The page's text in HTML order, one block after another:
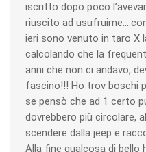
iscritto dopo poco
riuscito ad
ieri sono venuto in taro X
calcolando che la
anni che non ci andavo,
fascino!!! Ho trov boschi
se pensò che ad 1 certo
dovrebbero più circolare,
scendere dalla jeep e
Alla fine qualcosa di